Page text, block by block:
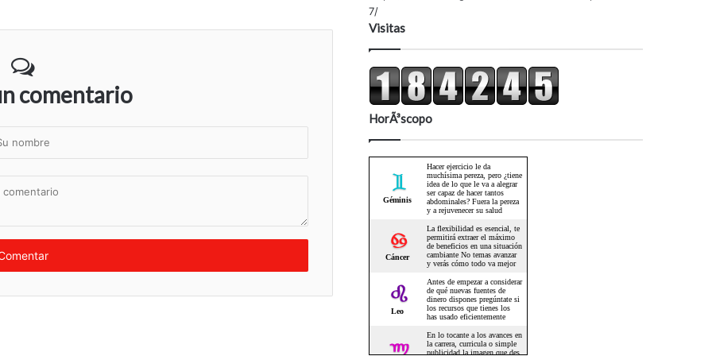
comentario
7/
Visitas
HorÃ³scopo